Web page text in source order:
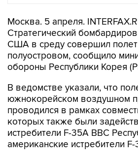
Москва. 5 апреля.
Стратегический
США в среду совершил
полуостровом, сообщило
обороны Республики Корея
В ведомстве указали, что
южнокорейском воздушном
проводился в рамках
которых также были
истребители F-35A ВВС
американские истребители F-